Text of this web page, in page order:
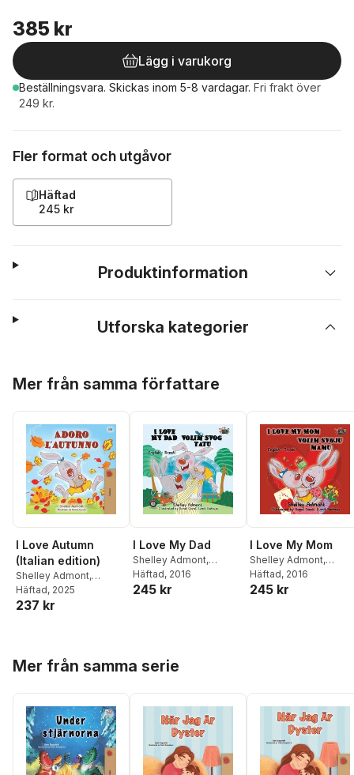
385 kr
Lägg i varukorg
Beställningsvara. Skickas inom 5-8 vardagar. Fri frakt över
249 kr.
Fler format och utgåvor
Häftad
245 kr
Produktinformation
Utforska kategorier
Mer från samma författare
I Love Autumn
(Italian edition)
Shelley Admont,
Kidkiddos Books
Häftad, 2025
237 kr
I Love My Dad
Shelley Admont,
Kidkiddos Books
Häftad, 2016
245 kr
I Love My Mom
Shelley Admont,
Kidkiddos Books
Häftad, 2016
245 kr
Mer från samma serie